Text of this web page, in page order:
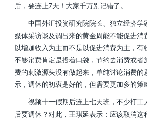
后，要连上7天！大家千万别记错了。
中国外汇投资研究院院长、独立经济学
媒体采访谈及调出来的黄金周能不能促进消
以增加收入为主而不是以促进消费为主，有
不够消费肯定是捂着口袋，节约去消费或者
费的刺激源头没有做起来，单纯讨论消费的
示，调休的初衷是好的，但需要更加多的策
视频十一假期后连上七天班，不少打工
后要调休？对此，王琪延表示：应该取消这